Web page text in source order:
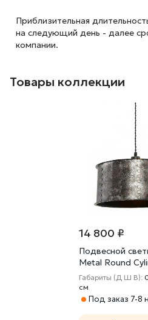
Приблизительная
на следующий день - далее
компании.
Товары коллекции
14 800 ₽
Подвесной
Metal Round
Габариты (Д Ш В):
cм
Под заказ 7-8